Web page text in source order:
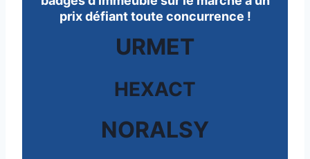
prix défiant toute concurrence !
URMET
HEXACT
NORALSY